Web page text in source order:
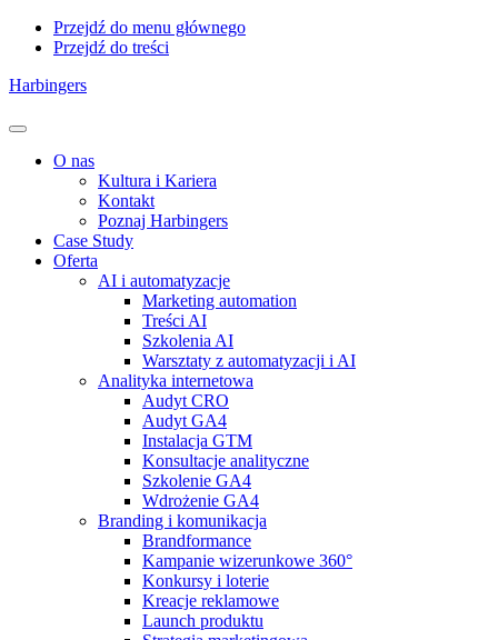
Przejdź do menu głównego
Przejdź do treści
Harbingers
Menu
O nas
Kultura i Kariera
Kontakt
Poznaj Harbingers
Case Study
Oferta
AI i automatyzacje
Marketing automation
Treści AI
Szkolenia AI
Warsztaty z automatyzacji i AI
Analityka internetowa
Audyt CRO
Audyt GA4
Instalacja GTM
Konsultacje analityczne
Szkolenie GA4
Wdrożenie GA4
Branding i komunikacja
Brandformance
Kampanie wizerunkowe 360°
Konkursy i loterie
Kreacje reklamowe
Launch produktu